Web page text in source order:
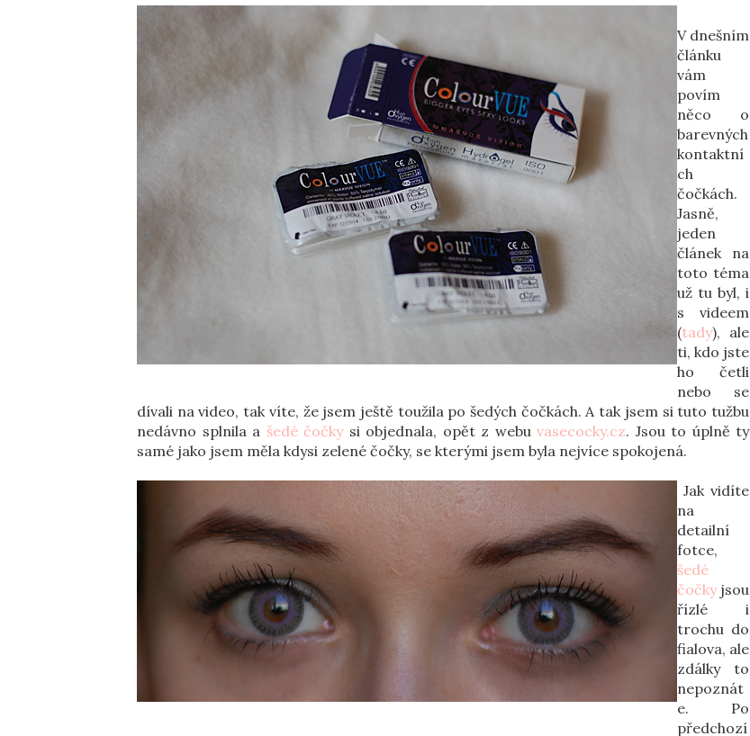
V dnešním
článku
vám
povím
něco o
barevných
kontaktní
ch
čočkách.
Jasně,
jeden
článek na
toto téma
už tu byl, i
s videem
(tady), ale
ti, kdo jste
ho četli
nebo se
dívali na video, tak víte, že jsem ještě toužila po šedých čočkách. A tak jsem si tuto tužbu
nedávno splnila a šedé čočkysi objednala, opět z webu vasecocky.cz. Jsou to úplně ty
samé jako jsem měla kdysi zelené čočky, se kterými jsem byla nejvíce spokojená.
Jak vidíte
na
detailní
fotce,
šedé
čočky jsou
řízlé i
trochu do
fialova, ale
zdálky to
nepoznát
e. Po
předchozí